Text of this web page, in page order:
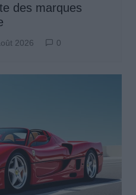
des marques
2026 0